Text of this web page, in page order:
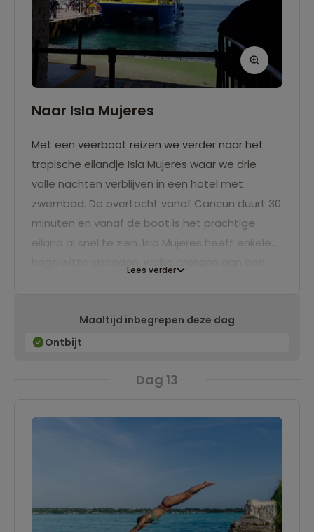
Naar Isla Mujeres
Met een veerboot reizen we verder naar het
tropische eilandje Isla Mujeres waar we drie
volle nachten verblijven in een hotel met
zwembad. De overtocht vanaf Cancun duurt 30
minuten en vanaf de boot is het prachtige
eiland al snel te zien. Isla Mujeres heeft enkele
Lees verder
Maaltijd inbegrepen deze dag
Ontbijt
Dag 13